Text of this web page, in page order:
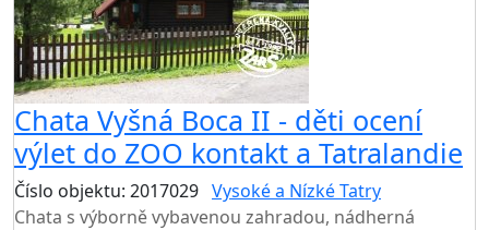
Chata Vyšná Boca II - děti ocení
výlet do ZOO kontakt a Tatralandie
Číslo objektu: 2017029 Vysoké a Nízké Tatry
Chata s výborně vybavenou zahradou, nádherná